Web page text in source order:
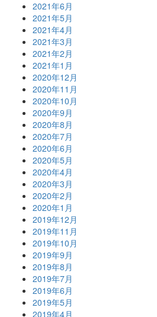
2021年6月
2021年5月
2021年4月
2021年3月
2021年2月
2021年1月
2020年12月
2020年11月
2020年10月
2020年9月
2020年8月
2020年7月
2020年6月
2020年5月
2020年4月
2020年3月
2020年2月
2020年1月
2019年12月
2019年11月
2019年10月
2019年9月
2019年8月
2019年7月
2019年6月
2019年5月
2019年4月